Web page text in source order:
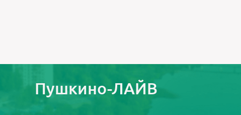
Пушкино-ЛАЙВ